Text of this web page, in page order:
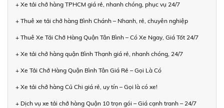
+ Xe tải chở hàng TPHCM giá rẻ, nhanh chóng, phục vụ 24/7
+ Thuê xe tải chở hàng Bình Chánh – Nhanh, rẻ, chuyên nghiệp
+ Thuê Xe Tải Chở Hàng Quận Tân Bình – Có Xe Ngay, Giá Tốt 24/7
+ Xe tải chở hàng quận Bình Thạnh giá rẻ, nhanh chóng, 24/7
+ Xe Tải Chở Hàng Quận Bình Tân Giá Rẻ – Gọi Là Có
+ Xe tải chở hàng Củ Chi giá rẻ, uy tín – Gọi là có xe!
+ Dịch vụ xe tải chở hàng Quận 10 trọn gói – Giá cạnh tranh – 24/7